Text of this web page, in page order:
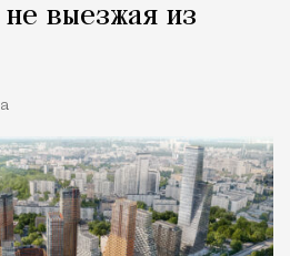
выезжая из